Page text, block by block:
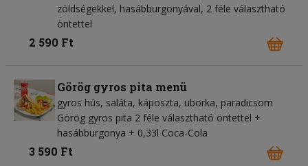
zöldségekkel, hasábburgonyával, 2 féle választható
öntettel
2 590 Ft
Görög gyros pita menü
gyros hús saláta káposzta uborka paradicsom
Görög gyros pita 2 féle választható öntettel +
hasábburgonya + 0,33l Coca-Cola
3 590 Ft